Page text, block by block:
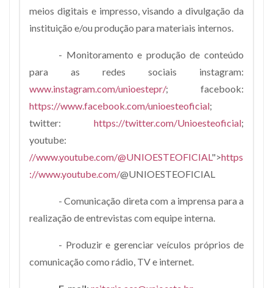
meios digitais e impresso, visando a divulgação da
instituição e/ou produção para materiais internos.
- Monitoramento e produção de conteúdo
para as redes sociais instagram:
www.instagram.com/unioestepr/; facebook:
https://www.facebook.com/unioesteoficial;
twitter: https://twitter.com/Unioesteoficial;
youtube:
//www.youtube.com/@UNIOESTEOFICIAL">https
://www.youtube.com/@UNIOESTEOFICIAL
- Comunicação direta com a imprensa para a
realização de entrevistas com equipe interna.
- Produzir e gerenciar veículos próprios de
comunicação como rádio, TV e internet.